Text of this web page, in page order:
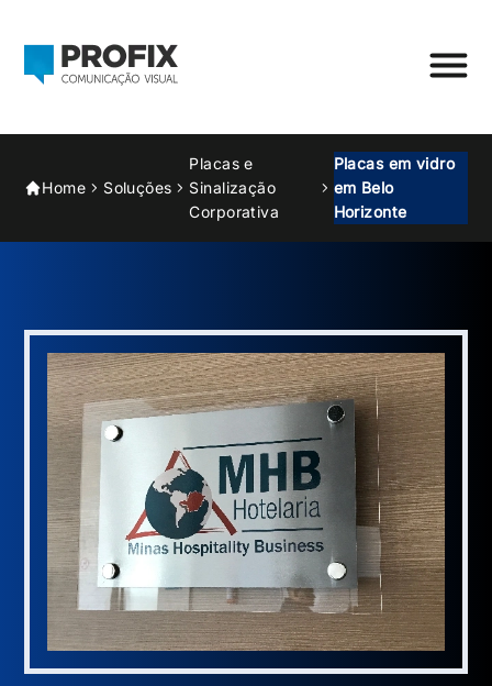
Home Soluções
Placas e
Sinalização
Corporativa
Placas em vidro
em Belo
Horizonte